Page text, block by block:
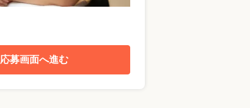
応募画面へ進む